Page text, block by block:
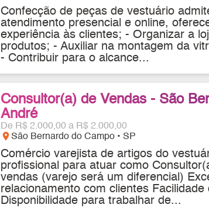
Confecção de peças de vestuário
atendimento presencial e online,
experiência às clientes; - Organizar a
produtos; - Auxiliar na montagem da
- Contribuir para o alcance...
Consultor(a) de Vendas - São
André
De R$ 2.000,00 a R$ 2.000,00
location_onSão Bernardo do Campo • SP
Comércio varejista de artigos do
profissional para atuar como
vendas (varejo será um diferencial)
relacionamento com clientes
Disponibilidade para trabalhar de...